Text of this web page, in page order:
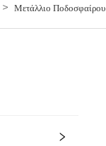
> Μετάλλιο Ποδοσφαίρου